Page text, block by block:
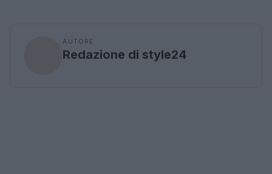
AUTORE
Redazione di style24